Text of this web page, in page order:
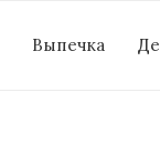
Выпечка